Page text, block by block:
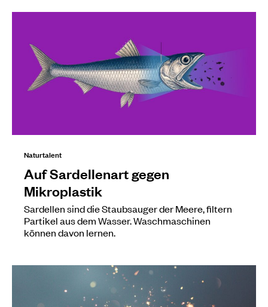
Naturtalent
Auf Sardellenart gegen
Mikroplastik
Sardellen sind die Staubsauger der Meere, filtern
Partikel aus dem Wasser. Waschmaschinen
können davon lernen.